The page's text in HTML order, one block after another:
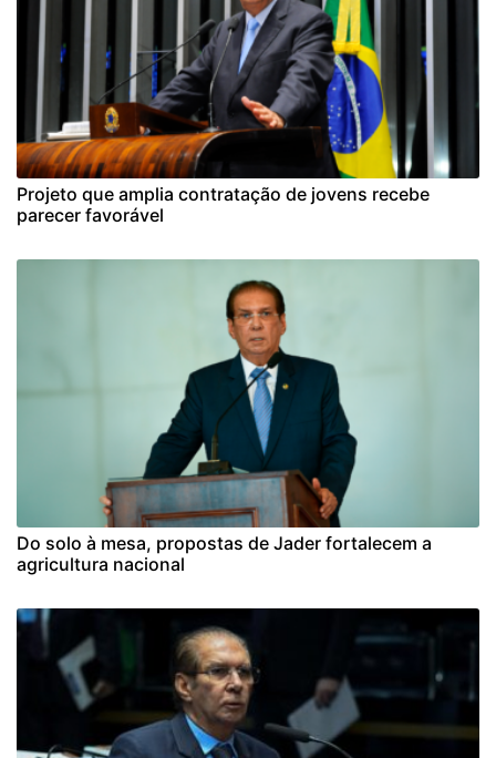
Projeto que amplia contratação de jovens recebe
parecer favorável
Do solo à mesa, propostas de Jader fortalecem a
agricultura nacional